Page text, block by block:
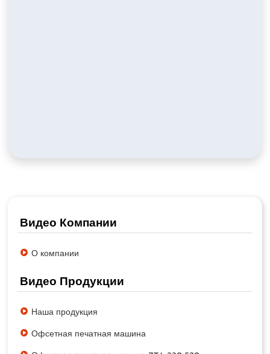
Видео Компании
О компании
Видео Продукции
Наша продукция
Офсетная печатная машина